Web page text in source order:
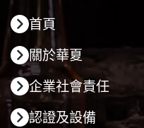
首頁
關於華夏
企業社會責任
認證及設備